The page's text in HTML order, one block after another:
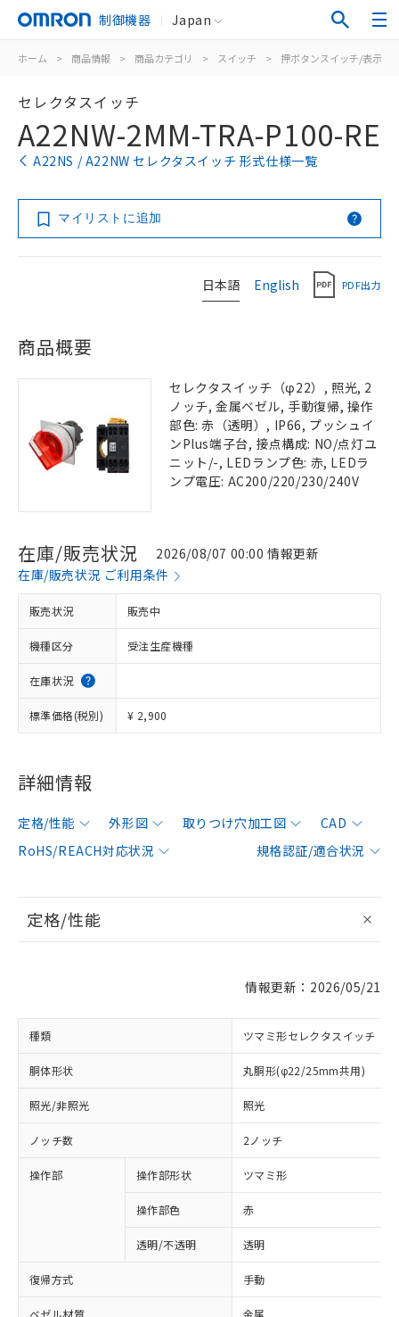
制御機器 Japan
ホーム > 商品情報 > 商品カテゴリ > スイッチ > 押ボタンスイッチ/表示灯
セレクタスイッチ
A22NW-2MM-TRA-P100-RE
A22NS / A22NW セレクタスイッチ 形式仕様一覧
マイリストに追加
日本語 English PDF出力
商品概要
セレクタスイッチ（φ22）, 照光, 2
ノッチ, 金属ベゼル, 手動復帰, 操作
部色: 赤（透明）, IP66, プッシュイ
ンPlus端子台, 接点構成: NO/点灯ユ
ニット/-, LEDランプ色: 赤, LEDラ
ンプ電圧: AC200/220/230/240V
在庫/販売状況
2026/08/07 00:00 情報更新
在庫/販売状況 ご利用条件
販売状況 販売中
機種区分 受注生産機種
在庫状況
標準価格(税別) ¥ 2,900
詳細情報
定格/性能 外形図 取りつけ穴加工図
CAD
RoHS/REACH対応状況
規格認証/適合状況
定格/性能
情報更新：2026/05/21
種類 ツマミ形セレクタスイッチ
胴体形状 丸胴形(φ22/25mm共用)
照光/非照光 照光
ノッチ数 2ノッチ
操作部 操作部形状 ツマミ形
操作部色 赤
透明/不透明 透明
復帰方式 手動
ベゼル材質 金属